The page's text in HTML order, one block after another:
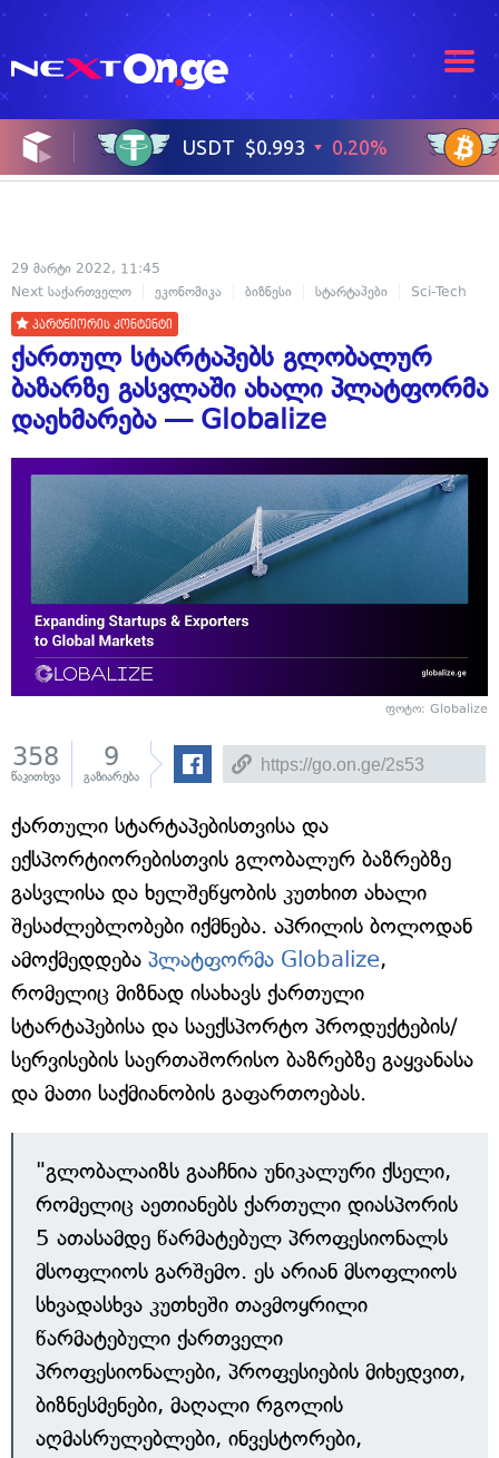
29 მარტი 2022, 11:45
Next საქართველო
ეკონომიკა ბიზნესი სტარტაპები Sci-Tech
პარტნიორის კონტენტი
ქართულ სტარტაპებს გლობალურ
ბაზარზე გასვლაში ახალი პლატფორმა
დაეხმარება — Globalize
ფოტო: Globalize
358
წაკითხვა
9
გაზიარება
ქართული სტარტაპებისთვისა და
ექსპორტიორებისთვის გლობალურ ბაზრებზე
გასვლისა და ხელშეწყობის კუთხით ახალი
შესაძლებლობები იქმნება. აპრილის ბოლოდან
ამოქმედდება პლატფორმა Globalize,
რომელიც მიზნად ისახავს ქართული
სტარტაპებისა და საექსპორტო პროდუქტების/
სერვისების საერთაშორისო ბაზრებზე გაყვანასა
და მათი საქმიანობის გაფართოებას.
"გლობალაიზს გააჩნია უნიკალური ქსელი,
რომელიც აეთიანებს ქართული დიასპორის
5 ათასამდე წარმატებულ პროფესიონალს
მსოფლიოს გარშემო. ეს არიან მსოფლიოს
სხვადასხვა კუთხეში თავმოყრილი
წარმატებული ქართველი
პროფესიონალები, პროფესიების მიხედვით,
ბიზნესმენები, მაღალი რგოლის
აღმასრულებლები, ინვესტორები,